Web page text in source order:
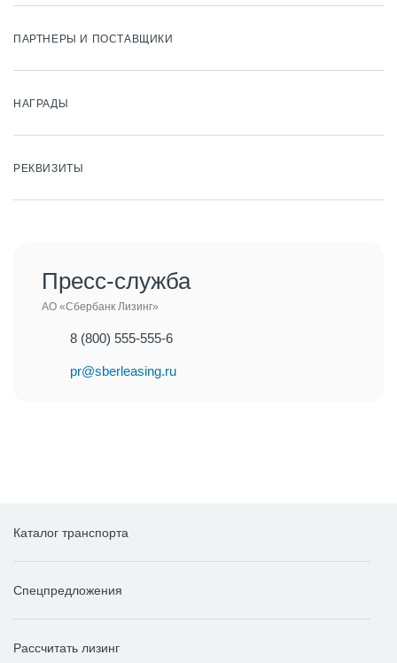
ПАРТНЕРЫ И ПОСТАВЩИКИ
НАГРАДЫ
РЕКВИЗИТЫ
Пресс-служба
АО «Сбербанк Лизинг»
8 (800) 555-555-6
pr@sberleasing.ru
Каталог транспорта
Спецпредложения
Рассчитать лизинг